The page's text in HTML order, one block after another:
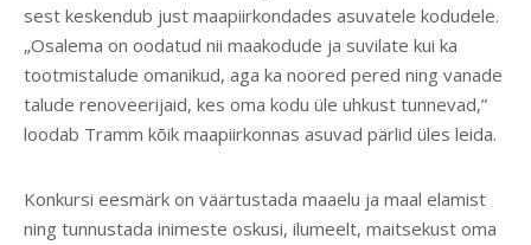
sest keskendub just maapiirkondades asuvatele kodudele.
„Osalema on oodatud nii maakodude ja suvilate kui ka
tootmistalude omanikud, aga ka noored pered ning vanade
talude renoveerijaid, kes oma kodu üle uhkust tunnevad,”
loodab Tramm kõik maapiirkonnas asuvad pärlid üles leida.
Konkursi eesmärk on väärtustada maaelu ja maal elamist
ning tunnustada inimeste oskusi, ilumeelt, maitsekust oma